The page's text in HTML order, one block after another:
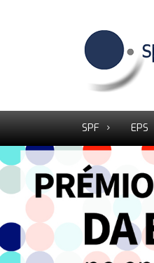
SPF EPS